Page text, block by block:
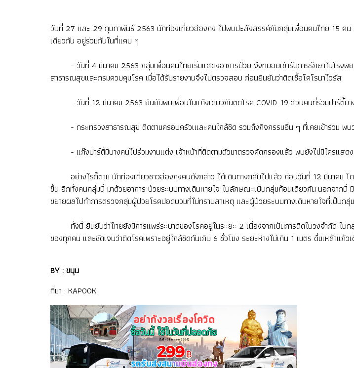
วันที่ 27 และ 29 กุมภาพันธ์ 2563 นักท่องเที่ยวฮ่องกง ไปพบปะสังสรรค์กับกลุ่มเพื่อนคนไทย 15 ค
เดียวกัน อยู่ร่วมกันในที่แคบ ๆ
- วันที่ 4 มีนาคม 2563 กลุ่มเพื่อนคนไทยเริ่มแสดงอาการป่วย จึงทยอยเข้ารับการรักษาในโรงพย
สาธารณสุขและกรมควบคุมโรค เมื่อได้รับรายงานจึงไปตรวจสอบ ก่อนยืนยันว่าติดเชื้อโคโรนาไวรัส
- วันที่ 12 มีนาคม 2563 ยืนยันพบเพื่อนในแก๊งเดียวกันติดโรค COVID-19 ส่วนคนที่ร่วมปาร์ตี้บา
- กระทรวงสาธารณสุข ติดตามครอบครัวเและคนใกล้ชิด รวมถึงกิจกรรมอื่น ๆ ที่เคยเข้าร่วม พบว่
- แก๊งปาร์ตี้มีบางคนไปร่วมงานแต่ง เจ้าหน้าที่ติดตามตัวมาตรวจคัดกรองแล้ว พบยังไม่มีใครแสด
อย่างไรก็ตาม นักท่องเที่ยวชาวฮ่องกงคนดังกล่าว ได้เดินทางกลับไปแล้ว ก่อนวันที่ 12 มีนาคม โ
ขึ้น อีกทั้งคนกลุ่มนี้ มาด้วยอาการ ป่วยระบบทางเดินหายใจ ในลักษณะเป็นกลุ่มก้อนเดียวกัน นอกจากนี้
ขยายผลไปทำการตรวจกลุ่มผู้ป่วยโรคปอดบวมที่ไม่ทราบสาเหตุ และผู้ป่วยระบบทางเดินหายใจที่เป็นก
ทั้งนี้ ยืนยันว่าไทยยังมีการแพร่ระบาดของโรคอยู่ในระยะ 2 เนื่องจากเป็นการติดในวงจำกัด ในก
ของทุกคน และชัดเจนว่าติดโรคเพราะอยู่ใกล้ชิดกันเกิน 6 ชั่วโมง ระยะห่างไม่เกิน 1 เมตร ดื่มเหล้าแ
BY : ขนุน
ที่มา : KAPOOK